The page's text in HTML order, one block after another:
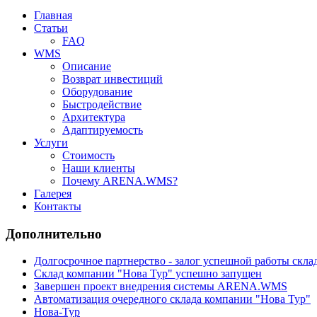
Главная
Статьи
FAQ
WMS
Описание
Возврат инвестиций
Оборудование
Быстродействие
Архитектура
Адаптируемость
Услуги
Стоимость
Наши клиенты
Почему ARENA.WMS?
Галерея
Контакты
Дополнительно
Долгосрочное партнерство - залог успешной работы
Cклад компании "Нова Тур" успешно запущен
Завершен проект внедрения системы ARENA.WMS
Автоматизация очередного склада компании "Нова Тур"
Нова-Тур